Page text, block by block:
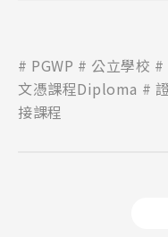
PGWP 公立學校
文憑課程Diploma
接課程